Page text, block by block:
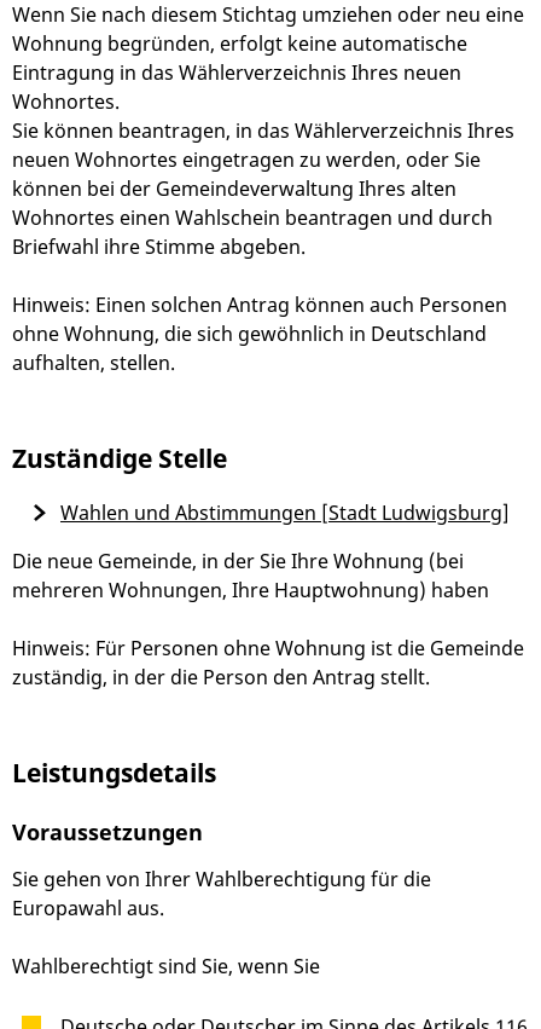
Wenn Sie nach diesem Stichtag umziehen oder neu eine
Wohnung begründen, erfolgt keine automatische
Eintragung in das Wählerverzeichnis Ihres neuen
Wohnortes.
Sie können beantragen, in das Wählerverzeichnis Ihres
neuen Wohnortes eingetragen zu werden, oder Sie
können bei der Gemeindeverwaltung Ihres alten
Wohnortes einen Wahlschein beantragen und durch
Briefwahl ihre Stimme abgeben.
Hinweis: Einen solchen Antrag können auch Personen
ohne Wohnung, die sich gewöhnlich in Deutschland
aufhalten, stellen.
Zuständige Stelle
Die neue Gemeinde, in der Sie Ihre Wohnung (bei
mehreren Wohnungen, Ihre Hauptwohnung) haben
Hinweis: Für Personen ohne Wohnung ist die Gemeinde
zuständig, in der die Person den Antrag stellt.
Wahlen und Abstimmungen [Stadt Ludwigsburg]
Leistungsdetails
Voraussetzungen
Sie gehen von Ihrer Wahlberechtigung für die
Europawahl aus.
Wahlberechtigt sind Sie, wenn Sie